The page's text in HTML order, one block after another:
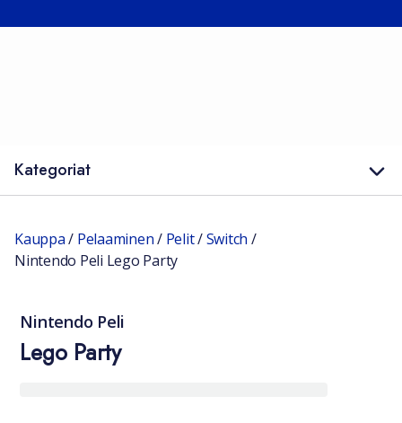
Kategoriat
Kauppa/ Pelaaminen/ Pelit/Switch /
Nintendo Peli Lego Party
Nintendo Peli
Lego Party